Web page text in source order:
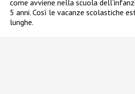
come avviene nella scuola
5 anni. Così le vacanze scolastiche
lunghe.